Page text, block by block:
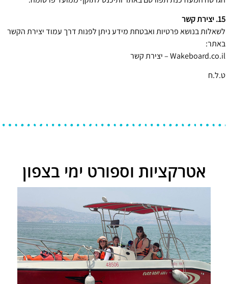
15. יצירת קשר
לשאלות בנושא פרטיות ואבטחת מידע ניתן לפנות דרך עמוד יצירת הקשר
באתר:
Wakeboard.co.il – יצירת קשר
ט.ל.ח
אטרקציות וספורט ימי בצפון